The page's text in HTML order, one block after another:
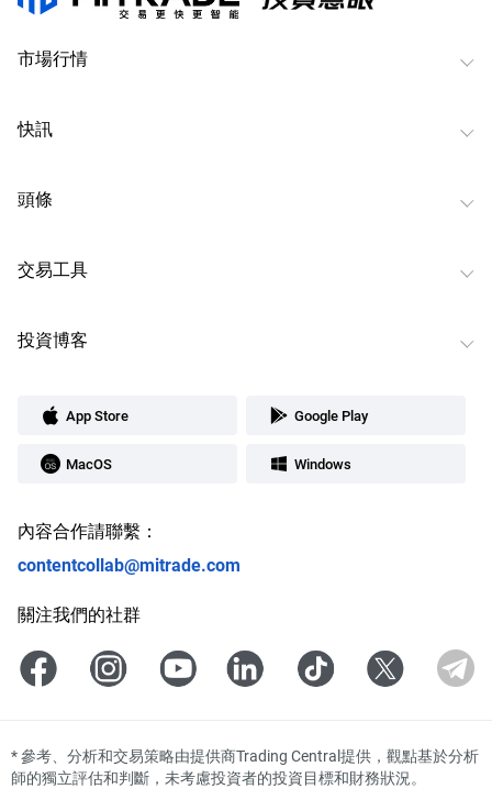
市場行情
快訊
頭條
交易工具
投資博客
App Store Google Play
MacOS Windows
內容合作請聯繫：
contentcollab@mitrade.com
關注我們的社群
*參考、分析和交易策略由提供商Trading Central提供，觀點基於分析
師的獨立評估和判斷，未考慮投資者的投資目標和財務狀況。